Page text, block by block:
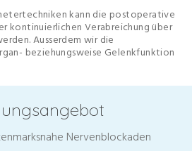
kann die postoperative
kontinuierlichen Verabreichung über
Ausserdem wir die
beziehungsweise Gelenkfunktion
Nervenblockaden